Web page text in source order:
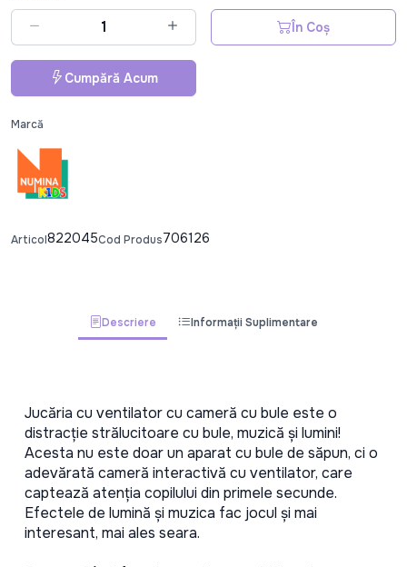
În Coș
Cumpără Acum
Marcă
Articol822045Cod Produs706126
Descriere Informații Suplimentare
Jucăria cu ventilator cu cameră cu bule este o
distracție strălucitoare cu bule, muzică și lumini!
Acesta nu este doar un aparat cu bule de săpun, ci o
adevărată cameră interactivă cu ventilator, care
captează atenția copilului din primele secunde.
Efectele de lumină și muzica fac jocul și mai
interesant, mai ales seara.